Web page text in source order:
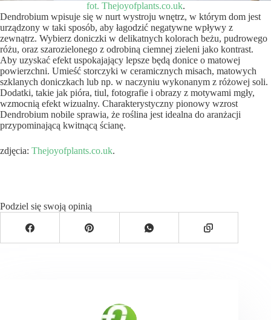
fot. Thejoyofplants.co.uk.
Dendrobium wpisuje się w nurt wystroju wnętrz, w którym dom jest
urządzony w taki sposób, aby łagodzić negatywne wpływy z
zewnątrz. Wybierz doniczki w delikatnych kolorach beżu, pudrowego
różu, oraz szarozielonego z odrobiną ciemnej zieleni jako kontrast.
Aby uzyskać efekt uspokajający lepsze będą donice o matowej
powierzchni. Umieść storczyki w ceramicznych misach, matowych
szklanych doniczkach lub np. w naczyniu wykonanym z różowej soli.
Dodatki, takie jak pióra, tiul, fotografie i obrazy z motywami mgły,
wzmocnią efekt wizualny. Charakterystyczny pionowy wzrost
Dendrobium nobile sprawia, że roślina jest idealna do aranżacji
przypominającą kwitnącą ścianę.
zdjęcia: Thejoyofplants.co.uk.
Podziel się swoją opinią